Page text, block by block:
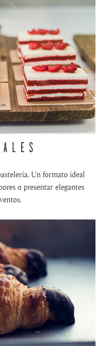
Un formato ideal
o presentar elegantes